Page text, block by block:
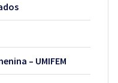
– UMIFEM